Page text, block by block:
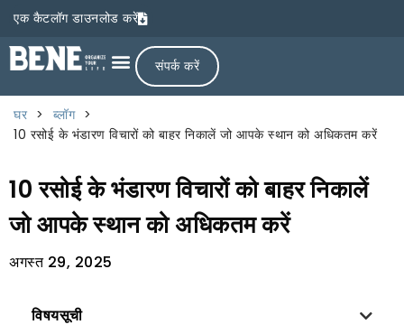
एक कैटलॉग डाउनलोड करें
संपर्क करें
घर > ब्लॉग >
10 रसोई के भंडारण विचारों को बाहर निकालें जो आपके स्थान को अधिकतम करें
10 रसोई के भंडारण विचारों को बाहर निकालें
जो आपके स्थान को अधिकतम करें
अगस्त 29, 2025
विषयसूची